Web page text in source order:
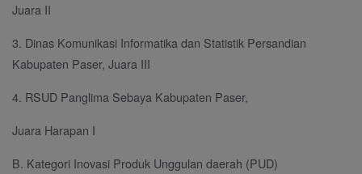
Juara II
3. Dinas Komunikasi Informatika dan Statistik Persandian
Kabupaten Paser, Juara III
4. RSUD Panglima Sebaya Kabupaten Paser,
Juara Harapan I
B. Kategori Inovasi Produk Unggulan daerah (PUD)